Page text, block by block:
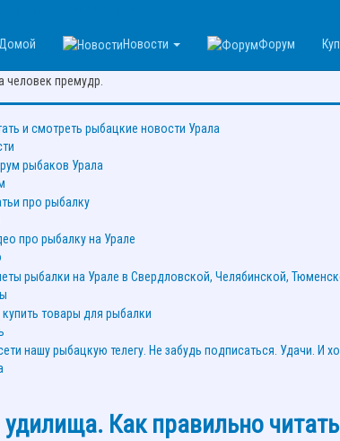
Домой Новости Форум
человек премудр.
Как правильно